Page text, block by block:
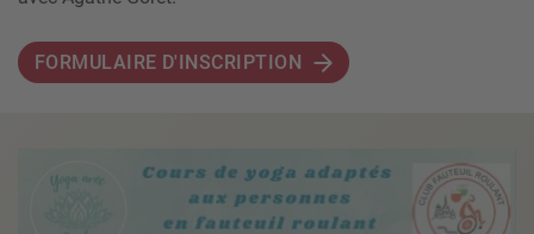
FORMULAIRE D'INSCRIPTION